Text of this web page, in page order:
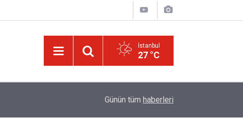
İstanbul
27 °C
Güneş Tutulması 12 Ağustos'ta: Türkiye'den
Günün tüm haberleri